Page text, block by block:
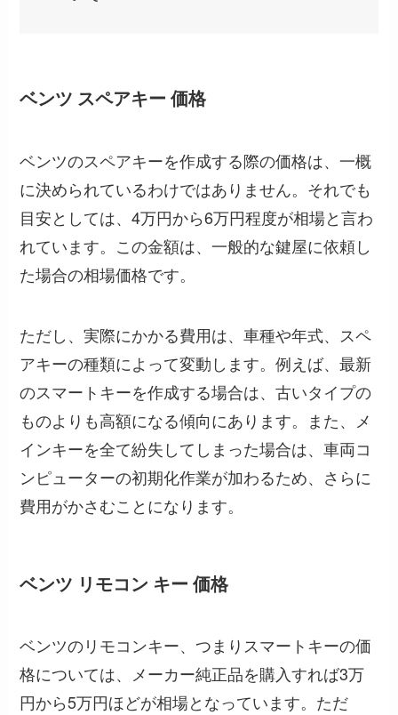
ベンツ スペアキー 価格
ベンツのスペアキーを作成する際の価格は、一概
に決められているわけではありません。それでも
目安としては、4万円から6万円程度が相場と言わ
れています。この金額は、一般的な鍵屋に依頼し
た場合の相場価格です。
ただし、実際にかかる費用は、車種や年式、スペ
アキーの種類によって変動します。例えば、最新
のスマートキーを作成する場合は、古いタイプの
ものよりも高額になる傾向にあります。また、メ
インキーを全て紛失してしまった場合は、車両コ
ンピューターの初期化作業が加わるため、さらに
費用がかさむことになります。
ベンツ リモコン キー 価格
ベンツのリモコンキー、つまりスマートキーの価
格については、メーカー純正品を購入すれば3万
円から5万円ほどが相場となっています。ただ